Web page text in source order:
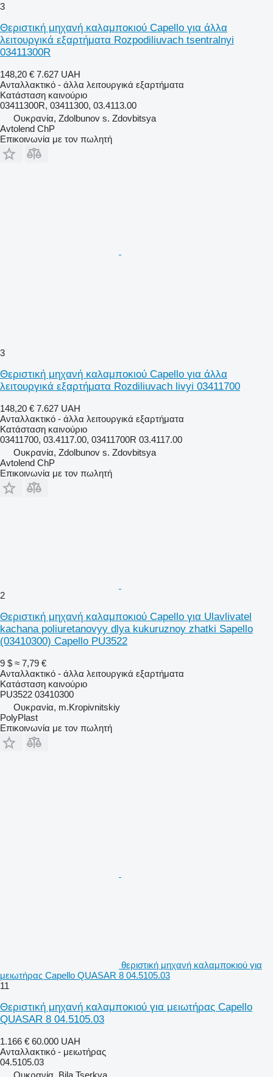
3
Θεριστική μηχανή καλαμποκιού Capello για άλλα
λειτουργικά εξαρτήματα Rozpodiliuvach tsentralnyi
03411300R
148,20 € 7.627 UAH
Ανταλλακτικό - άλλα λειτουργικά εξαρτήματα
Κατάσταση καινούριο
03411300R, 03411300, 03.4113.00
Ουκρανία, Zdolbunov s. Zdovbitsya
Avtolend ChP
Επικοινωνία με τον πωλητή
3
Θεριστική μηχανή καλαμποκιού Capello για άλλα
λειτουργικά εξαρτήματα Rozdiliuvach livyi 03411700
148,20 € 7.627 UAH
Ανταλλακτικό - άλλα λειτουργικά εξαρτήματα
Κατάσταση καινούριο
03411700, 03.4117.00, 03411700R 03.4117.00
Ουκρανία, Zdolbunov s. Zdovbitsya
Avtolend ChP
Επικοινωνία με τον πωλητή
2
Θεριστική μηχανή καλαμποκιού Capello για Ulavlivatel
kachana poliuretanovyy dlya kukuruznoy zhatki Sapello
(03410300) Capello PU3522
9 $ ≈ 7,79 €
Ανταλλακτικό - άλλα λειτουργικά εξαρτήματα
Κατάσταση καινούριο
PU3522 03410300
Ουκρανία, m.Kropivnitskiy
PolyPlast
Επικοινωνία με τον πωλητή
θεριστική μηχανή καλαμποκιού για
μειωτήρας Capello QUASAR 8 04.5105.03
11
Θεριστική μηχανή καλαμποκιού για μειωτήρας Capello
QUASAR 8 04.5105.03
1.166 € 60.000 UAH
Ανταλλακτικό - μειωτήρας
04.5105.03
Ουκρανία, Bila Tserkva